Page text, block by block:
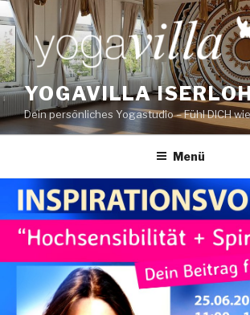
Zum
Inhalt
springen
YOGAVILLA
Dein persönliches Yogastudio – Fühl DICH
Menü